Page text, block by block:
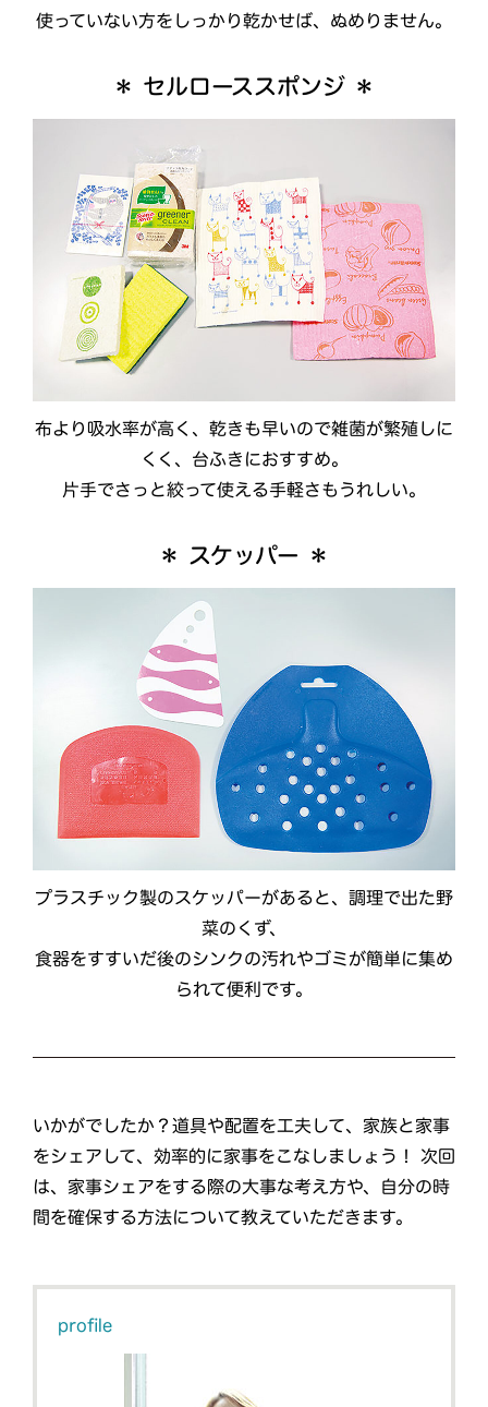
使っていない方をしっかり乾かせば、ぬめりません。
＊ セルローススポンジ ＊
布より吸水率が高く、乾きも早いので雑菌が繁殖しに
くく、台ふきにおすすめ。
片手でさっと絞って使える手軽さもうれしい。
＊ スケッパー ＊
プラスチック製のスケッパーがあると、調理で出た野
菜のくず、
食器をすすいだ後のシンクの汚れやゴミが簡単に集め
られて便利です。
いかがでしたか？道具や配置を工夫して、家族と家事
をシェアして、効率的に家事をこなしましょう！ 次回
は、家事シェアをする際の大事な考え方や、自分の時
間を確保する方法について教えていただきます。
profile